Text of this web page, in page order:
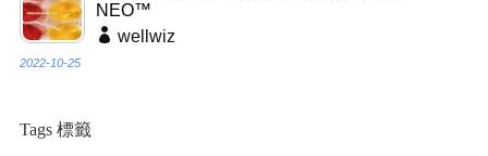
NEO™
wellwiz
2022-10-25
Tags 標籤